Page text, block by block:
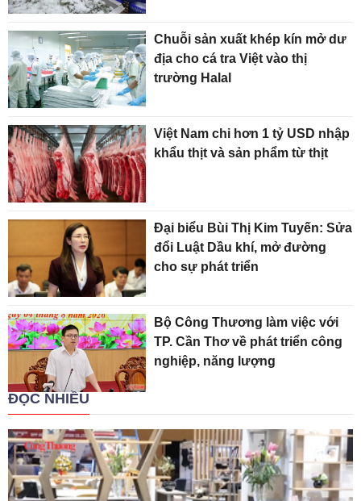
Chuỗi sản xuất khép kín mở dư
địa cho cá tra Việt vào thị
trường Halal
Việt Nam chi hơn 1 tỷ USD nhập
khẩu thịt và sản phẩm từ thịt
Đại biểu Bùi Thị Kim Tuyến: Sửa
đổi Luật Dầu khí, mở đường
cho sự phát triển
Bộ Công Thương làm việc với
TP. Cần Thơ về phát triển công
nghiệp, năng lượng
ĐỌC NHIỀU